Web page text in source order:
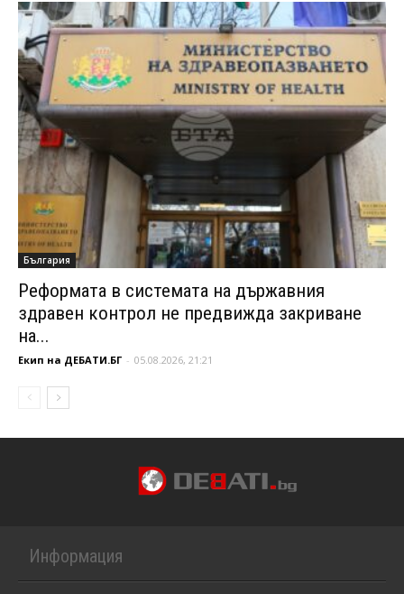
България
Реформата в системата на държавния
здравен контрол не предвижда закриване
на...
Екип на ДЕБАТИ.БГ - 05.08.2026, 21:21
Информация